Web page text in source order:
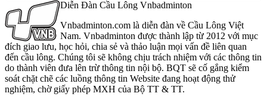
Diễn Đàn Cầu Lông Vnbadminton
Vnbadminton.com là diễn đàn về Cầu Lông Việt
Nam. Vnbadminton được thành lập từ 2012 với mục
đích giao lưu, học hỏi, chia sẻ và thảo luận mọi vấn đề liên quan
đến cầu lông. Chúng tôi sẽ không chịu trách nhiệm với các thông tin
do thành viên đưa lên trừ thông tin nội bộ. BQT sẽ cố gắng kiểm
soát chặt chẽ các luồng thông tin Website đang hoạt động thử
nghiệm, chờ giấy phép MXH của Bộ TT & TT.